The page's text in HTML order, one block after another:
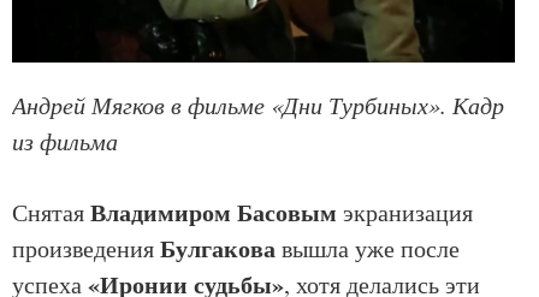
Андрей Мягков в фильме «Дни Турбиных». Кадр
из фильма
СнятаяВладимиром Басовым экранизация
произведенияБулгаковавышла уже после
успеха«Иронии судьбы», хотя делались эти